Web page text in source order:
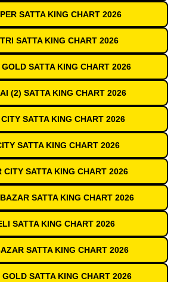
SATTA KING CHART 2026
SATTA KING CHART 2026
SATTA KING CHART 2026
(2) SATTA KING CHART 2026
SATTA KING CHART 2026
SATTA KING CHART 2026
CITY SATTA KING CHART 2026
SATTA KING CHART 2026
SATTA KING CHART 2026
SATTA KING CHART 2026
GOLD SATTA KING CHART 2026